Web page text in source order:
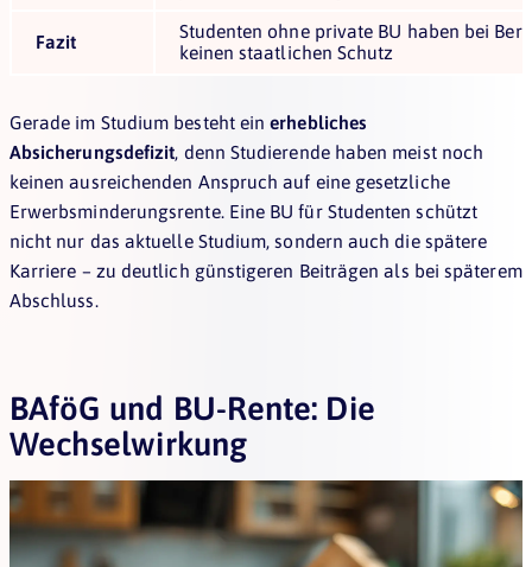
Fazit
Studenten ohne private BU haben bei
keinen staatlichen Schutz
Gerade im Studium besteht einerhebliches
Absicherungsdefizit, denn Studierende haben meist noch
keinen ausreichenden Anspruch auf eine gesetzliche
Erwerbsminderungsrente. Eine BU für Studenten schützt
nicht nur das aktuelle Studium, sondern auch die spätere
Karriere – zu deutlich günstigeren Beiträgen als bei späterem
Abschluss.
BAföG und BU-Rente: Die
Wechselwirkung